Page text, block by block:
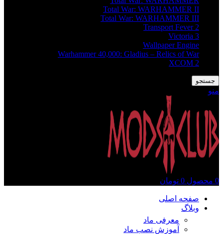
Total War: WARHAMMER II
Total War: WARHAMMER III
Transport Fever 2
Victoria 3
Wallpaper Engine
Warhammer 40,000: Gladius – Relics of War
XCOM 2
جستجو
منو
0 محصول 0 تومان
صفحه اصلی
وبلاگ
معرفی ماد
آموزش نصب ماد